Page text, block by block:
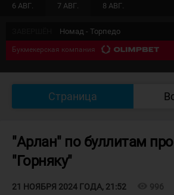
6 АВГ. 7 АВГ. 8 АВГ.
Номад - Торпедо
Букмекерская компания
Страница
"Арлан" по буллитам
"Горняку"
21 НОЯБРЯ 2024 ГОДА, 21:52 996